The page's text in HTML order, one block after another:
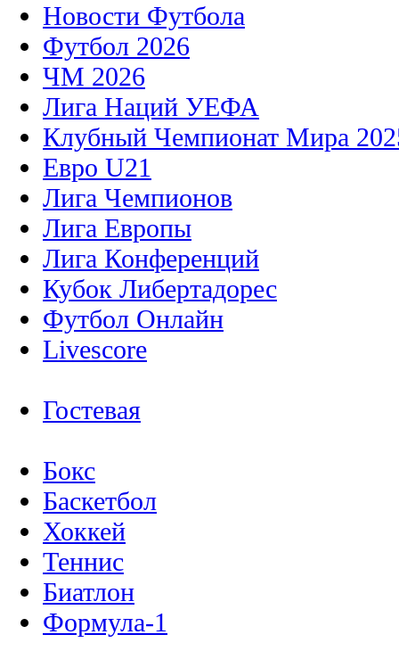
Новости Футбола
Футбол 2026
ЧМ 2026
Лига Наций УЕФА
Клубный Чемпионат Мира
Евро U21
Лига Чемпионов
Лига Европы
Лига Конференций
Кубок Либертадорес
Футбол Онлайн
Livescore
Гостевая
Бокс
Баскетбол
Хоккей
Теннис
Биатлон
Формула-1